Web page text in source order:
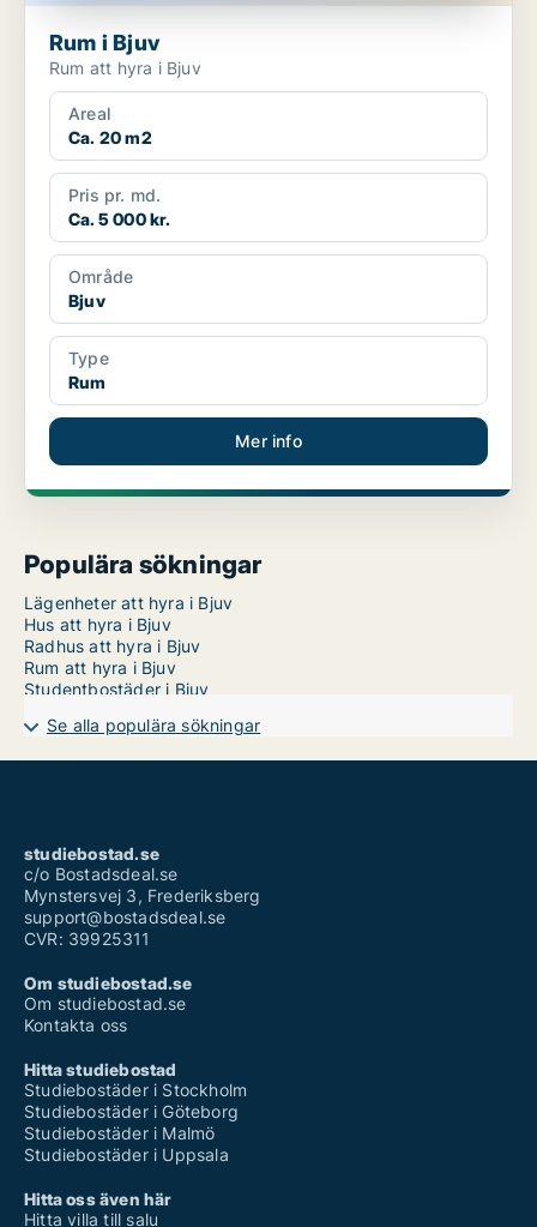
Rum i Bjuv
Rum att hyra i Bjuv
Areal
Ca. 20 m2
Pris pr. md.
Ca. 5 000 kr.
Område
Bjuv
Type
Rum
Mer info
Populära sökningar
Lägenheter att hyra i Bjuv
Hus att hyra i Bjuv
Radhus att hyra i Bjuv
Rum att hyra i Bjuv
Studentbostäder i Bjuv
Se alla populära sökningar
studiebostad.se
c/o Bostadsdeal.se
Mynstersvej 3, Frederiksberg
support@bostadsdeal.se
CVR: 39925311
Om studiebostad.se
Om studiebostad.se
Kontakta oss
Hitta studiebostad
Studiebostäder i Stockholm
Studiebostäder i Göteborg
Studiebostäder i Malmö
Studiebostäder i Uppsala
Hitta oss även här
Hitta villa till salu